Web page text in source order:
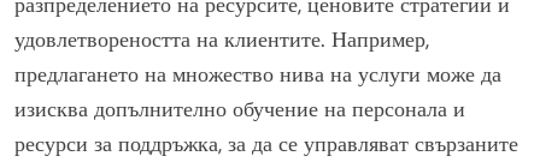
удовлетвореността на клиентите. Например,
предлагането на множество нива на услуги може да
изисква допълнително обучение на персонала и
ресурси за поддръжка, за да се управляват свързаните